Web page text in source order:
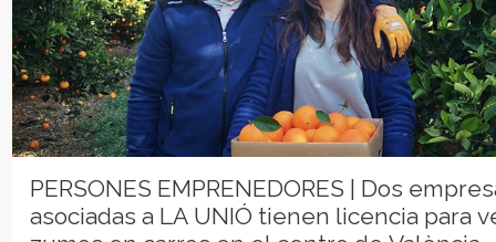
PERSONES EMPRENEDORES | Dos
asociadas a LA UNIÓ tienen licencia para